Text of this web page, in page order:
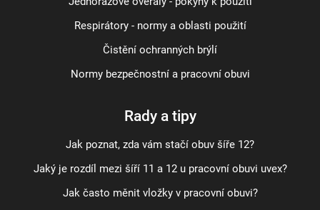
Respirátory - normy a oblasti použití
Čistění ochranných brýlí
Normy bezpečnostní a pracovní obuvi
Rady a tipy
Jak poznat, zda vám stačí obuv šíře 12?
Jaký je rozdíl mezi šíří 11 a 12 u pracovní obuvi uvex?
Jak často měnit vložky v pracovní obuvi?